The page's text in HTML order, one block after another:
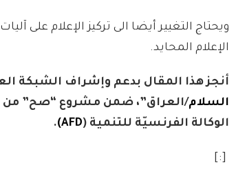
ويحتاج التغيير أيضا الى تركيز الإعلام
الإعلام المحايد.
أنجز هذا المقال بدعم وإشراف الشبكة
السلام/العراق”، ضمن مشروع “صح” من
الوكالة الفرنسيّة للتنمية (AFD)
.
[:]